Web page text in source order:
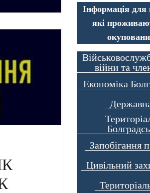
Інформація для
які
війни та
Економіка
Запобігання
Цивільний